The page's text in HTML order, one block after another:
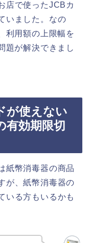
店で使ったJCBカ
いました。なの
利用額の上限幅を
題が解決できまし
が使えない
有効期限切
紙幣消毒器の商品
が、紙幣消毒器の
いる方もいるかも